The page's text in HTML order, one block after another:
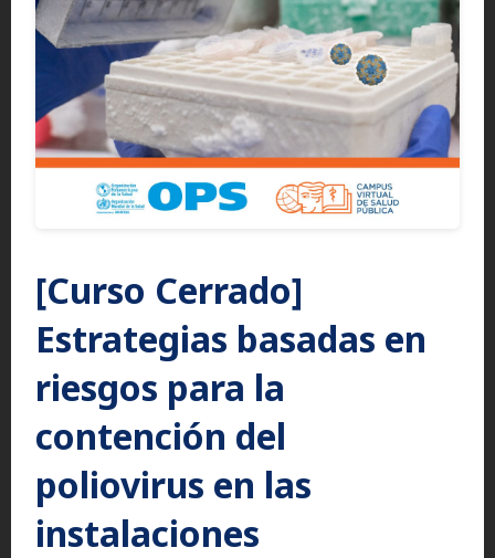
[Curso Cerrado]
Estrategias basadas en
riesgos para la
contención del
poliovirus en las
instalaciones